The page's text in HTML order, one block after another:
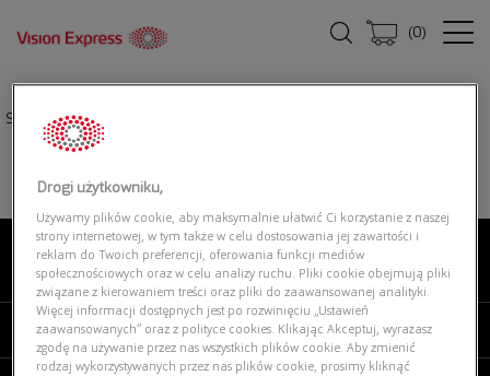
(0)
Strona główna|
O NAS
MOJE VISION EXPRESS
Drogi użytkowniku,
Używamy plików cookie, aby maksymalnie ułatwić Ci korzystanie z naszej
strony internetowej, w tym także w celu dostosowania jej zawartości i
reklam do Twoich preferencji, oferowania funkcji mediów
społecznościowych oraz w celu analizy ruchu. Pliki cookie obejmują pliki
związane z kierowaniem treści oraz pliki do zaawansowanej analityki.
Więcej informacji dostępnych jest po rozwinięciu „Ustawień
zaawansowanych” oraz z polityce cookies. Klikając Akceptuj, wyrażasz
zgodę na używanie przez nas wszystkich plików cookie. Aby zmienić
rodzaj wykorzystywanych przez nas plików cookie, prosimy kliknąć